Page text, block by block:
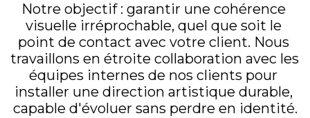
Notre objectif : garantir une cohérence
visuelle irréprochable, quel que soit le
point de contact avec votre client. Nous
travaillons en étroite collaboration avec les
équipes internes de nos clients pour
installer une direction artistique durable,
capable d'évoluer sans perdre en identité.